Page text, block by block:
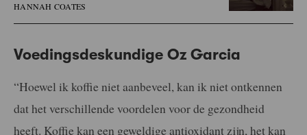
HANNAH COATES
Voedingsdeskundige Oz Garcia
“Hoewel ik koffie niet aanbeveel, kan ik niet ontkennen
dat het verschillende voordelen voor de gezondheid
heeft. Koffie kan een geweldige antioxidant zijn, het kan